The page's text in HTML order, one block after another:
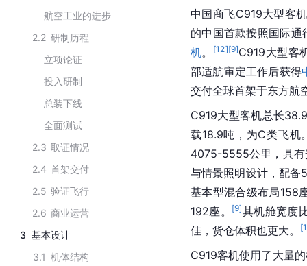
航空工业的进步
2.2 研制历程
立项论证
投入研制
总装下线
全面测试
2.3 取证情况
2.4 首架交付
2.5 验证飞行
2.6 商业运营
3 基本设计
3.1 机体结构
中国商飞C919大型客
的中国首款按照国际
机。 [12][9]C919大型客
部适航审定工作后获得
交付全球首架于东方航
C919大型客机总长
载18.9吨，为C类飞机
4075-5555公里，具有
与情景照明设计，配备
基本型混合级布局158
192座。
[9]其机舱宽度
佳，货仓体积也更大。
[
C919客机使用了大量